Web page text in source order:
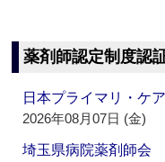
薬剤師認定制度認
日本プライマリ・
2026年08月07日 (金)
埼玉県病院薬剤師